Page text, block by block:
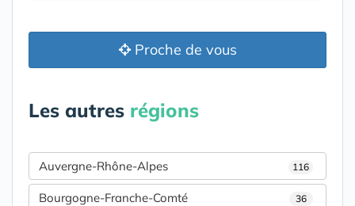
Proche de vous
Les autres régions
Auvergne-Rhône-Alpes 116
Bourgogne-Franche-Comté 36